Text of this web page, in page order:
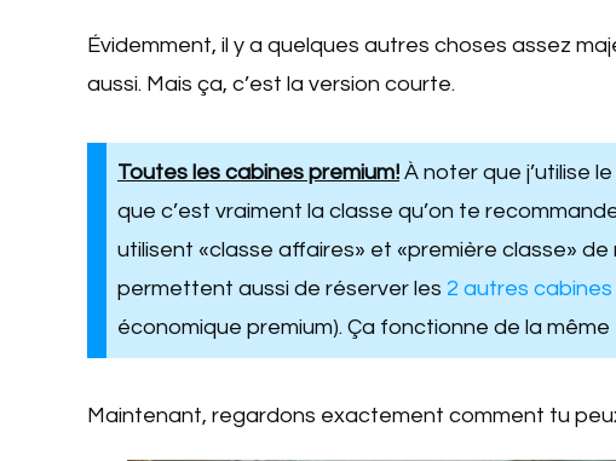
Évidemment, il y a quelques autres choses assez
aussi. Mais ça, c’est la version courte.
Toutes les cabines premium! À noter que j’utilise
que c’est vraiment la classe qu’on te
utilisent «classe affaires» et «première classe»
permettent aussi de réserver les 2 autres cabines
économique premium). Ça fonctionne de la même
Maintenant, regardons exactement comment tu